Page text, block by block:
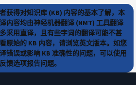
获得对知识库 (KB) 内容的基本了解，本
内容均由神经机器翻译 (NMT) 工具翻译
采用直译，且有些字词的翻译可能不甚
原始的 KB 内容，请浏览英文版本。如您
错误或影响 KB 准确性的问题，可以使用
馈选项报告问题。